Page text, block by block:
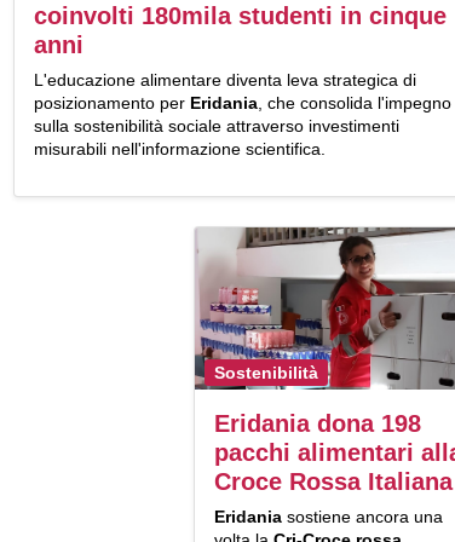
coinvolti 180mila studenti in cinque
anni
L'educazione alimentare diventa leva strategica di
posizionamento per Eridania, che consolida l'impegno
sulla sostenibilità sociale attraverso investimenti
misurabili nell'informazione scientifica.
Sostenibilità
Eridania dona 198
pacchi alimentari
Croce Rossa Italiana
Eridaniasostiene ancora una